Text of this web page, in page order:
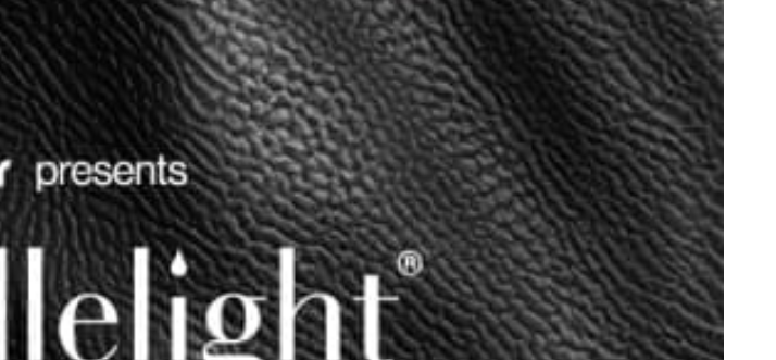
Konzerte
Restaurants
Kino